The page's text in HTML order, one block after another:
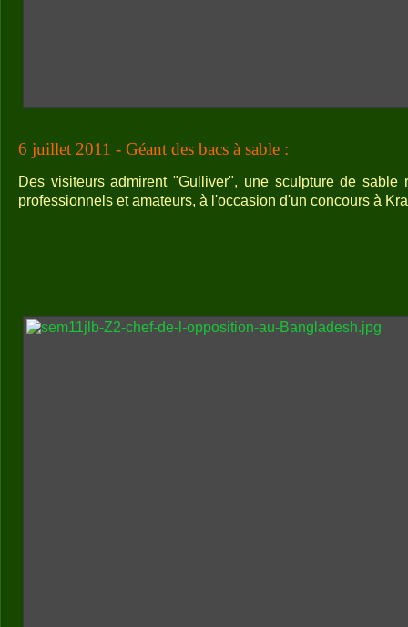
6 juillet 2011 - Géant des bacs à sable :
Des visiteurs admirent "Gulliver", une sculpture de sable
professionnels et amateurs, à l'occasion d'un concours à